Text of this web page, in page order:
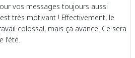
vos messages toujours aussi
très motivant ! Effectivement, le
colossal, mais ça avance. Ce sera
l'été.